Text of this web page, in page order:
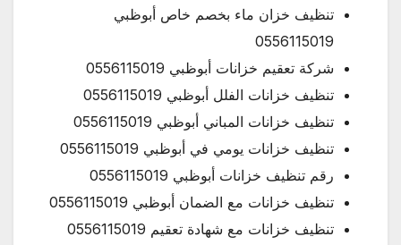
تنظيف خزان ماء بخصم خاص أبوظبي
0556115019
شركة تعقيم خزانات أبوظبي 0556115019
تنظيف خزانات الفلل أبوظبي 0556115019
تنظيف خزانات المباني أبوظبي 0556115019
تنظيف خزانات يومي في أبوظبي 0556115019
رقم تنظيف خزانات أبوظبي 0556115019
تنظيف خزانات مع الضمان أبوظبي 0556115019
تنظيف خزانات مع شهادة تعقيم 0556115019